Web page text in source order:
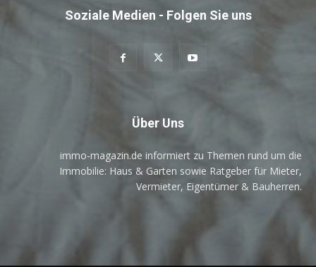
Soziale Medien - Folgen Sie uns
Über Uns
immo-magazin.de informiert zu Themen rund um die
Immobilie: Haus & Garten sowie Ratgeber für Mieter,
Vermieter, Eigentümer & Bauherren.